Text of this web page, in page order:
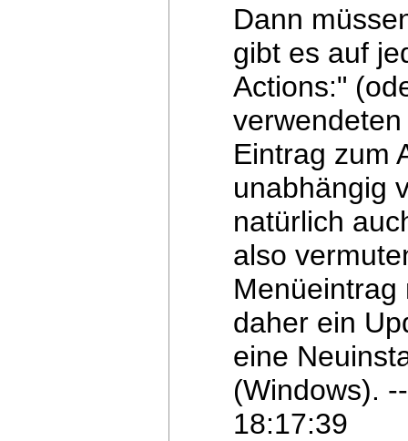
Dann
gibt es auf
Actions:"
Eintrag zum
unabhängig
natürlich
also
Menüeintrag
daher ein
eine
(Windows).
18:17:39